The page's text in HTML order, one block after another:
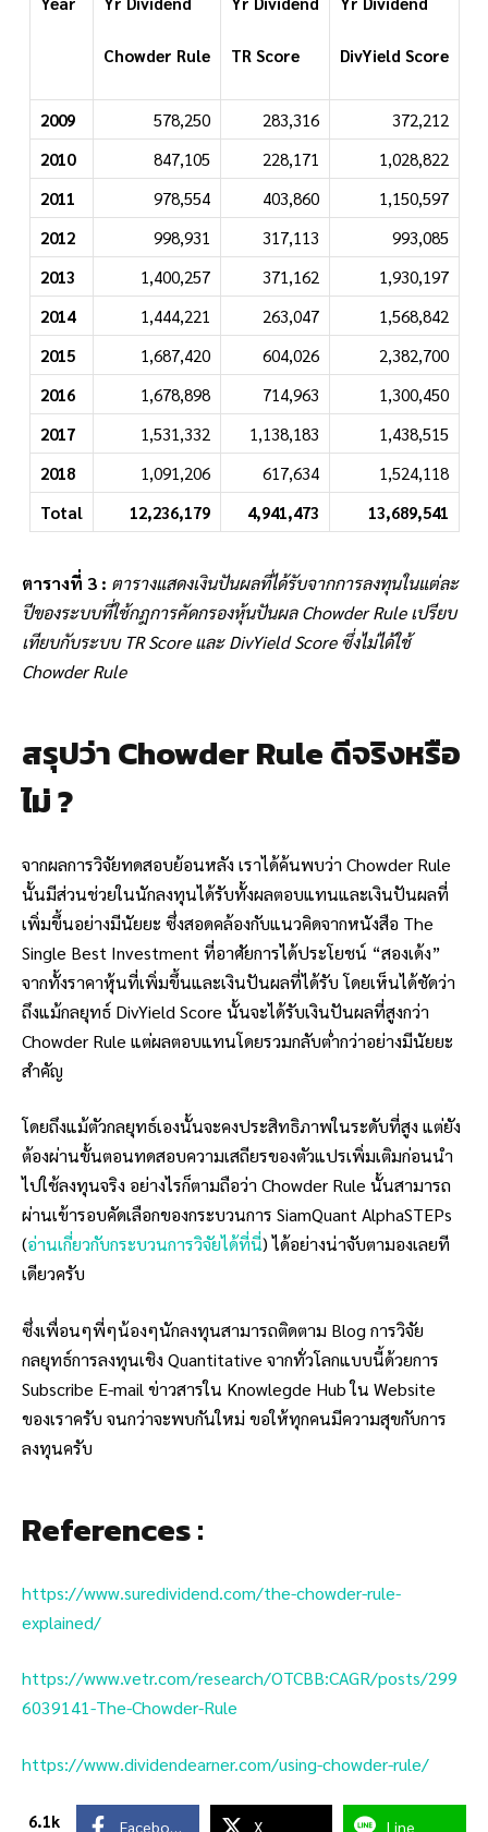
Chowder Rule TR Score DivYield Score
2009 578,250 283,316
372,212
2010
847,105 228,171
1,028,822
2011
978,554 403,860
1,150,597
2012
998,931 317,113
993,085
2013
1,400,257 371,162
1,930,197
2014
1,444,221 263,047
1,568,842
2015
1,687,420 604,026
2,382,700
2016
1,678,898 714,963
1,300,450
2017
1,531,332 1,138,183
1,438,515
2018
1,091,206 617,634
1,524,118
Total
12,236,179 4,941,473 13,689,541
ตารางที่ 3 : ตารางแสดงเงินปันผลที่ได้รับจากการลงทุนในแต่ละ
ปีของระบบที่ใช้กฎการคัดกรองหุ้นปันผล Chowder Rule เปรียบ
เทียบกับระบบ TR Score และ DivYield Score ซึ่งไม่ได้ใช้
Chowder Rule
สรุปว่า Chowder Rule ดีจริงหรือ
ไม่ ?
จากผลการวิจัยทดสอบย้อนหลัง เราได้ค้นพบว่า Chowder Rule
นั้นมีส่วนช่วยในนักลงทุนได้รับทั้งผลตอบแทนและเงินปันผลที่
เพิ่มขึ้นอย่างมีนัยยะ ซึ่งสอดคล้องกับแนวคิดจากหนังสือ The
Single Best Investment ที่อาศัยการได้ประโยชน์ “สองเด้ง”
จากทั้งราคาหุ้นที่เพิ่มขึ้นและเงินปันผลที่ได้รับ โดยเห็นได้ชัดว่า
ถึงแม้กลยุทธ์ DivYield Score นั้นจะได้รับเงินปันผลที่สูงกว่า
Chowder Rule แต่ผลตอบแทนโดยรวมกลับต่ำกว่าอย่างมีนัยยะ
สำคัญ
โดยถึงแม้ตัวกลยุทธ์เองนั้นจะคงประสิทธิภาพในระดับที่สูง แต่ยัง
ต้องผ่านขั้นตอนทดสอบความเสถียรของตัวแปรเพิ่มเติมก่อนนำ
ไปใช้ลงทุนจริง อย่างไรก็ตามถือว่า Chowder Rule นั้นสามารถ
ผ่านเข้ารอบคัดเลือกของกระบวนการ SiamQuant AlphaSTEPs
(อ่านเกี่ยวกับกระบวนการวิจัยได้ที่นี่) ได้อย่างน่าจับตามองเลยที
เดียวครับ
ซึ่งเพื่อนๆพี่ๆน้องๆนักลงทุนสามารถติดตาม Blog การวิจัย
กลยุทธ์การลงทุนเชิง Quantitative จากทั่วโลกแบบนี้ด้วยการ
Subscribe E-mail ข่าวสารใน Knowlegde Hub ใน Website
ของเราครับ จนกว่าจะพบกันใหม่ ขอให้ทุกคนมีความสุขกับการ
ลงทุนครับ
References :
https://www.suredividend.com/the-chowder-rule-
explained/
https://www.vetr.com/research/OTCBB:CAGR/posts/299
6039141-The-Chowder-Rule
https://www.dividendearner.com/using-chowder-rule/
6.1k Facebook X Line